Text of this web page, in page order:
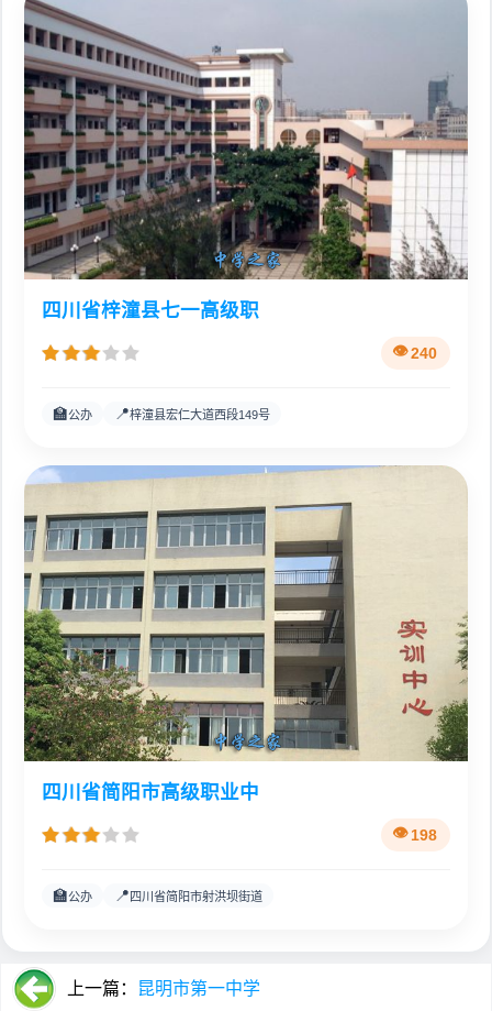
四川省梓潼县七一高级职
240
🏫公办 📍梓潼县宏仁大道西段149号
四川省简阳市高级职业中
198
🏫公办 📍 四川省简阳市射洪坝街道
上一篇： 昆明市第一中学